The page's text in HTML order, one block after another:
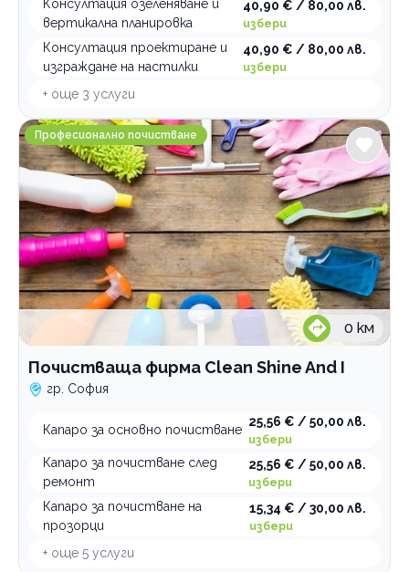
Консултация озеленяване и
вертикална планировка
40,90 € / 80,00 лв.
избери
Консултация проектиране и
изграждане на настилки
40,90 € / 80,00 лв.
избери
+ още 3 услуги
Почистваща фирма Clean Shine And I
Професионално почистване
0 км
Почистваща фирма Clean Shine And I
гр. София
Капаро за основно почистване
25,56 € / 50,00 лв.
избери
Капаро за почистване след
ремонт
25,56 € / 50,00 лв.
избери
Капаро за почистване на
прозорци
15,34 € / 30,00 лв.
избери
+ още 5 услуги